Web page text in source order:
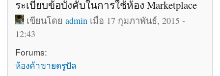
ระเบียบข้อบังคับในการใช้ห้อง Marketplace
เขียนโดยadmin เมื่อ 17 กุมภาพันธ์, 2015 -
12:43
Forums:
ห้องค้าขายดรูปัล